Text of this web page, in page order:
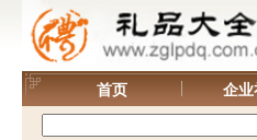
首页 企业